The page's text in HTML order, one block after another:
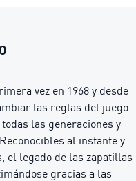
vez en 1968 y desde
las reglas del juego.
las generaciones y
al instante y
el legado de las zapatillas
gracias a las